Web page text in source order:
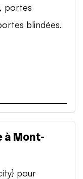
portes
blindées.
Mont-
pour